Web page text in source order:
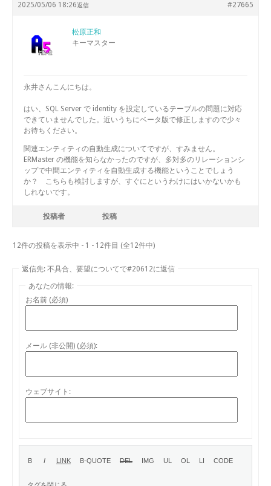
2025/05/06 18:26 #27665
返信
松原正和
キーマスター
永井さんこんにちは。
はい、SQL Server で identity を設定しているテーブルの問題に対応
できていませんでした。近いうちにベータ版で修正しますので少々
お待ちください。
関連エンティティの自動生成についてですが、すみません。
ERMaster の機能を知らなかったのですが、多対多のリレーションシ
ップで中間エンティティを自動生成する機能ということでしょう
か？ こちらも検討しますが、すぐにというわけにはいかないかも
しれないです。
投稿者 投稿
12件の投稿を表示中 - 1 - 12件目 (全12件中)
返信先: 不具合、要望についてで#20612に返信
あなたの情報:
お名前 (必須)
メール (非公開) (必須):
ウェブサイト: